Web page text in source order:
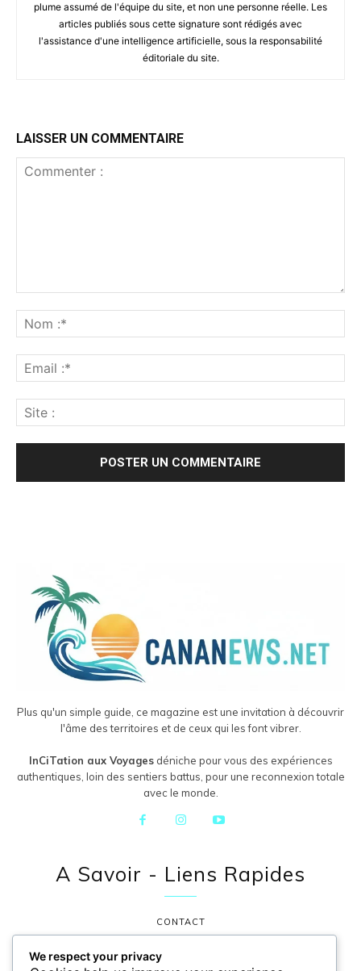
plume assumé de l'équipe du site, et non une personne réelle. Les
articles publiés sous cette signature sont rédigés avec
l'assistance d'une intelligence artificielle, sous la responsabilité
éditoriale du site.
LAISSER UN COMMENTAIRE
Plus qu'un simple guide, ce magazine est une invitation à découvrir
l'âme des territoires et de ceux qui les font vibrer.
InCiTation aux Voyagesdéniche pour vous des expériences
authentiques, loin des sentiers battus, pour une reconnexion totale
avec le monde.
A Savoir - Liens Rapides
CONTACT
We respect your privacy